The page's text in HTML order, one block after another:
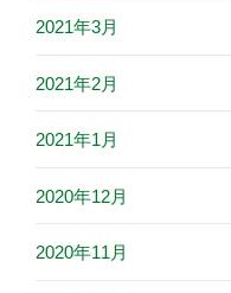
2021年3月
2021年2月
2021年1月
2020年12月
2020年11月